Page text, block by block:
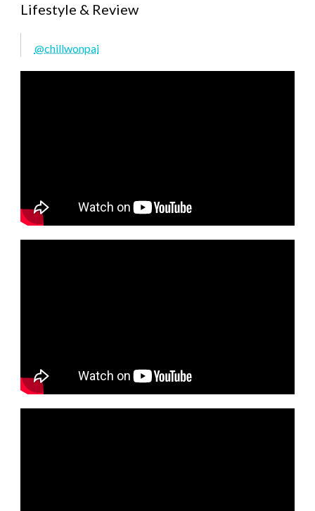
Lifestyle & Review
@chillwonpai